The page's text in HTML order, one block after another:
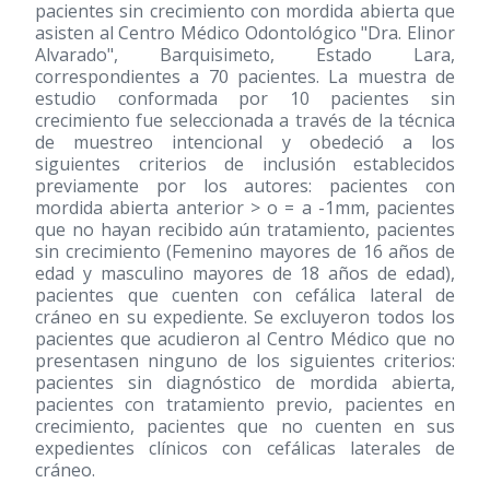
pacientes sin crecimiento con mordida abierta que
asisten al Centro Médico Odontológico "Dra. Elinor
Alvarado", Barquisimeto, Estado Lara,
correspondientes a 70 pacientes. La muestra de
estudio conformada por 10 pacientes sin
crecimiento fue seleccionada a través de la técnica
de muestreo intencional y obedeció a los
siguientes criterios de inclusión establecidos
previamente por los autores: pacientes con
mordida abierta anterior > o = a -1mm, pacientes
que no hayan recibido aún tratamiento, pacientes
sin crecimiento (Femenino mayores de 16 años de
edad y masculino mayores de 18 años de edad),
pacientes que cuenten con cefálica lateral de
cráneo en su expediente. Se excluyeron todos los
pacientes que acudieron al Centro Médico que no
presentasen ninguno de los siguientes criterios:
pacientes sin diagnóstico de mordida abierta,
pacientes con tratamiento previo, pacientes en
crecimiento, pacientes que no cuenten en sus
expedientes clínicos con cefálicas laterales de
cráneo.